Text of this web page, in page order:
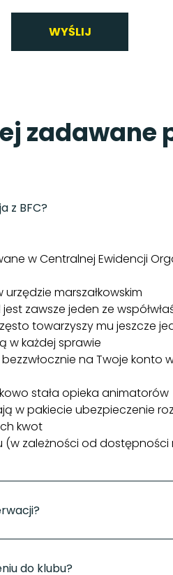
WYŚLIJ
zadawane
z BFC?
w Centralnej Ewidencji
marszałkowskim
zawsze jeden ze
towarzyszy mu jeszcze
w każdej sprawie
na Twoje konto
stała opieka animatorów
w pakiecie ubezpieczenie
kwot
(w zależności od dostępności
wystarczy wybrać termin i
do klubu?